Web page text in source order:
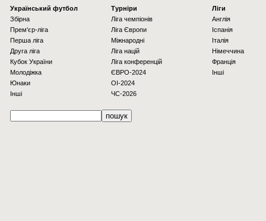
Українcький футбол
Збірна
Прем'єр-ліга
Перша ліга
Друга ліга
Кубок України
Молодіжка
Юнаки
Інші
Турніри
Ліга чемпіонів
Ліга Європи
Міжнародні
Ліга націй
Ліга конференцій
ЄВРО-2024
OI-2024
ЧС-2026
Ліги
Англія
Іспанія
Італія
Німеччина
Франція
Інші